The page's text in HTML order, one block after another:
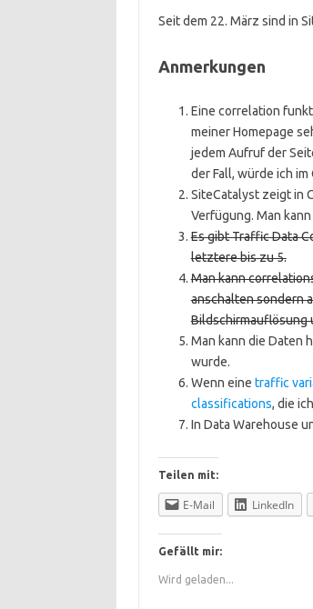
Seit dem 22. März sind in
Anmerkungen
Eine correlation
meiner Homepage
jedem Aufruf der
der Fall, würde ich
SiteCatalyst zeigt in
Verfügung. Man
Es gibt Traffic Data
letztere bis zu 5.
Man kann
anschalten sondern
Bildschirmauflösung
Man kann die Daten
wurde.
Wenn eine traffic
classifications, die
In Data Warehouse
Teilen mit:
E-Mail LinkedIn
Gefällt mir:
Wird geladen...